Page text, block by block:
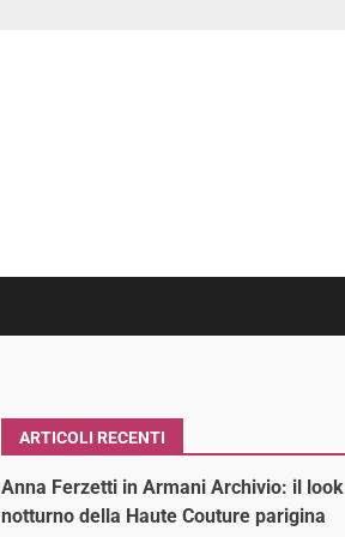
ARTICOLI RECENTI
Anna Ferzetti in Armani Archivio: il look
notturno della Haute Couture parigina